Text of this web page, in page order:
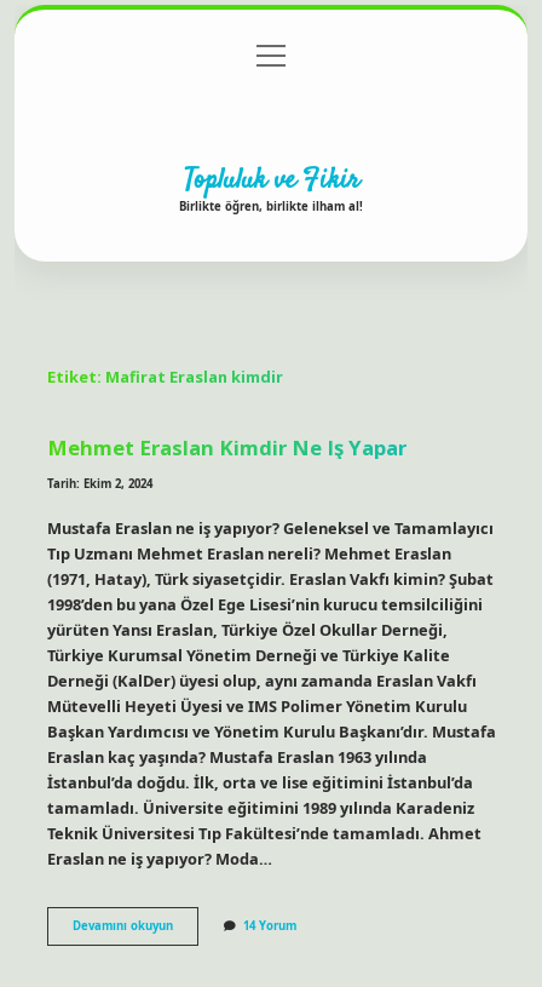
Gizlilik Politikası
menüyü
aç
Topluluk ve Fikir
Birlikte öğren, birlikte ilham al!
Etiket: Mafirat Eraslan kimdir
Mehmet Eraslan Kimdir Ne Iş Yapar
Tarih: Ekim 2, 2024
Mustafa Eraslan ne iş yapıyor? Geleneksel ve Tamamlayıcı
Tıp Uzmanı Mehmet Eraslan nereli? Mehmet Eraslan
(1971, Hatay), Türk siyasetçidir. Eraslan Vakfı kimin? Şubat
1998’den bu yana Özel Ege Lisesi’nin kurucu temsilciliğini
yürüten Yansı Eraslan, Türkiye Özel Okullar Derneği,
Türkiye Kurumsal Yönetim Derneği ve Türkiye Kalite
Derneği (KalDer) üyesi olup, aynı zamanda Eraslan Vakfı
Mütevelli Heyeti Üyesi ve IMS Polimer Yönetim Kurulu
Başkan Yardımcısı ve Yönetim Kurulu Başkanı’dır. Mustafa
Eraslan kaç yaşında? Mustafa Eraslan 1963 yılında
İstanbul’da doğdu. İlk, orta ve lise eğitimini İstanbul’da
tamamladı. Üniversite eğitimini 1989 yılında Karadeniz
Teknik Üniversitesi Tıp Fakültesi’nde tamamladı. Ahmet
Eraslan ne iş yapıyor? Moda…
Devamını okuyunMehmet
Eraslan
14 Yorum